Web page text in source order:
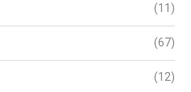
(11)
(67)
(12)